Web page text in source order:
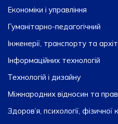
Економіки і управління
Гуманітарно-педагогічний
Інженерії, транспорту та
Інформаційних технологій
Технологій і дизайну
Міжнародних відносин та
Здоров’я, психології,